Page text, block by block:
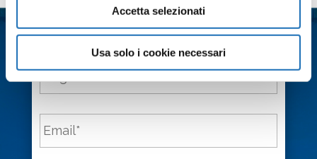
Accetta selezionati
Usa solo i cookie necessari
Cognome *
Email *